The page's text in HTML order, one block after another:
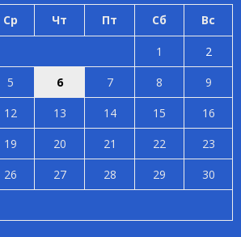
Ср Чт Пт Сб Вс
1
2
5 6 7 8
9
12 13 14 15
16
19 20 21 22
23
26 27 28 29
30